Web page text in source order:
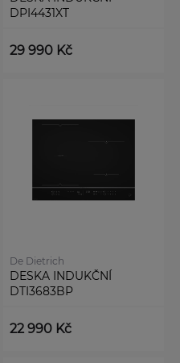
DPI4431XT
29 990 Kč
De Dietrich
DESKA INDUKČNÍ
DTI3683BP
22 990 Kč